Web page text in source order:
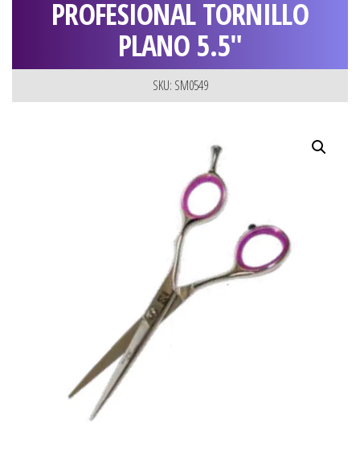
PROFESIONAL TORNILLO
PLANO 5.5″
SKU: SM0549